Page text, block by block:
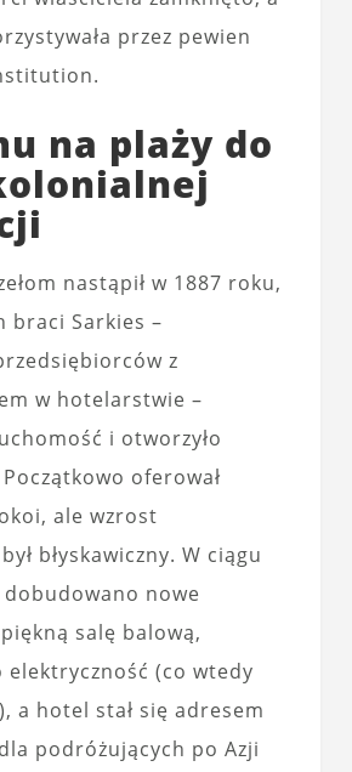
przez pewien
na plaży do
nastąpił w 1887 roku,
braci Sarkies –
z
w hotelarstwie –
i otworzyło
oferował
ale wzrost
błyskawiczny. W ciągu
nowe
salę balową,
elektryczność (co wtedy
a hotel stał się adresem
podróżujących po Azji